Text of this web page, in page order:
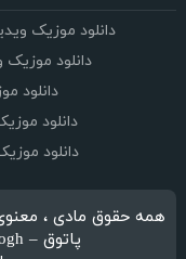
دانلود موزیک
دانلود موزیک
دانلود
دانلود
دانلود
همه حقوق مادی ،
پاتوق – Music Patogh محفوظ می باشد.